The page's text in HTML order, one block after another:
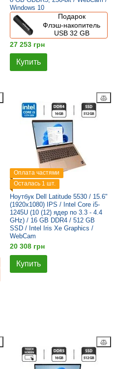
Windows 10
Подарок
Флэш-накопитель
USB 32 GB
27 253 грн
Купить
Оплата частями
Осталась 1 шт.
Ноутбук Dell Latitude 5530 / 15.6"
(1920x1080) IPS / Intel Core i5-
1245U (10 (12) ядер по 3.3 - 4.4
GHz) / 16 GB DDR4 / 512 GB
SSD / Intel Iris Xe Graphics /
WebCam
20 308 грн
Купить